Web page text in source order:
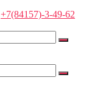
+7(84157)-3-49-62